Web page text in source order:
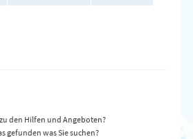
den Hilfen und Angeboten?
gefunden was Sie suchen?